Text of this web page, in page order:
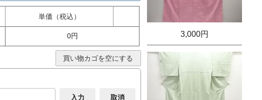
単価（税込）
0円
買い物カゴを空にする
3,000円